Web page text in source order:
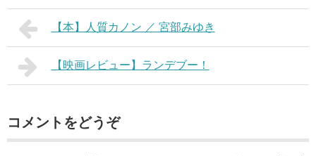
【本】人質カノン ／ 宮部みゆき
【映画レビュー】ランデブー！
コメントをどうぞ